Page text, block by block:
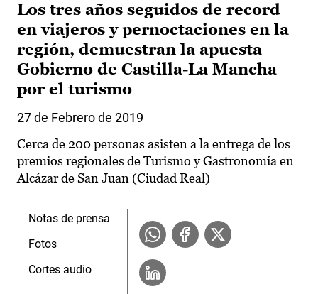
Los tres años seguidos de record
en viajeros y pernoctaciones en la
región, demuestran la apuesta
Gobierno de Castilla-La Mancha
por el turismo
27 de Febrero de 2019
Cerca de 200 personas asisten a la entrega de los
premios regionales de Turismo y Gastronomía en
Alcázar de San Juan (Ciudad Real)
Notas de prensa
Fotos
Cortes audio